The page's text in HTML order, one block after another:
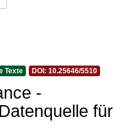
Texte DOI: 10.25646/5510
-
für